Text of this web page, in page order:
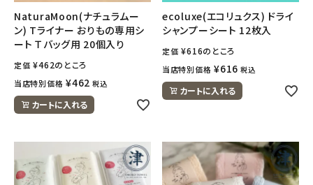
NaturaMoon(ナチュラムー
ン) Tライナー おりもの専用シ
ート Ｔバッグ用 20個入り
定価 ¥462のところ
当店特別価格 ¥462 税込
カートに入れる
ecoluxe(エコリュクス) ドライ
シャンプーシート 12枚入
定価 ¥616のところ
当店特別価格 ¥616 税込
カートに入れる